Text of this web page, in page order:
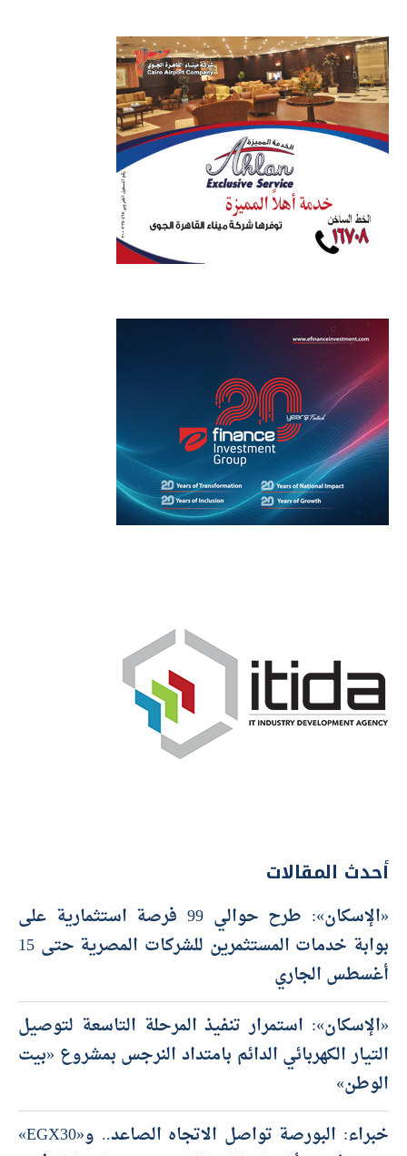
أحدث المقالات
«الإسكان»: طرح حوالي 99 فرصة استثمارية على
بوابة خدمات المستثمرين للشركات المصرية حتى 15
أغسطس الجاري
«الإسكان»: استمرار تنفيذ المرحلة التاسعة لتوصيل
التيار الكهربائي الدائم بامتداد النرجس بمشروع «بيت
الوطن»
خبراء: البورصة تواصل الاتجاه الصاعد.. و«EGX30»